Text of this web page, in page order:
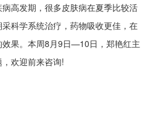
高发期，很多皮肤病在夏季比较活
科学系统治疗，药物吸收更佳，在
果。本周8月9日—10日，郑艳红主
欢迎前来咨询!